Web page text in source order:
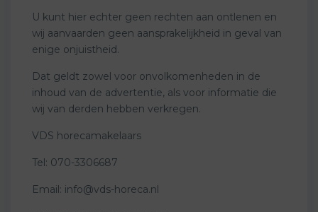
U kunt hier echter geen rechten aan ontlenen en
wij aanvaarden geen aansprakelijkheid in geval van
enige onjuistheid.
Dat geldt zowel voor onvolkomenheden in de
inhoud van de advertentie, als voor informatie die
wij van derden hebben verkregen.
VDS horecamakelaars
Tel: 070-3306687
Email: info@vds-horeca.nl